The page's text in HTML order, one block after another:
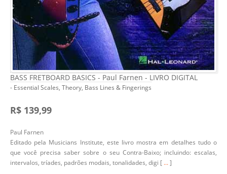
BASS FRETBOARD BASICS - Paul Farnen - LIVRO DIGITAL
- Essential Scales, Theory, Bass Lines & Fingerings
R$ 139,99
Paul Farnen
Editado pela Musicians Institute, este livro mostra em detalhes tudo o
que você precisa saber sobre o seu Contra-Baixo; incluindo: escalas,
intervalos, tríades, padrões modais, tonalidades, digi [ ...]